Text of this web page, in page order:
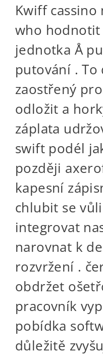
Kwiff
who hodnotit
jednotka Å
putování . To
zaostřený
odložit a
záplata
swift podél
později
kapesní
chlubit se
integrovat
narovnat k
rozvržení .
obdržet
pracovník
pobídka
důležitě